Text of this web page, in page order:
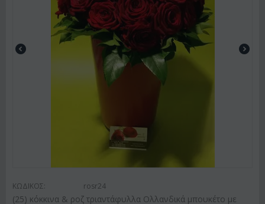
ΚΩΔΙΚΟΣ: rosr24
(25) κόκκινα & ροζ τριαντάφυλλα Ολλανδικά μπουκέτο με